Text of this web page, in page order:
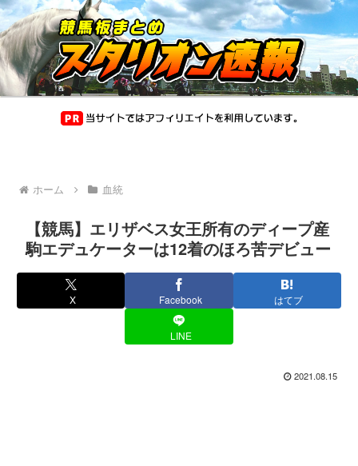
ホーム 血統
【競馬】エリザベス女王所有のディープ産
駒エデュケーターは12着のほろ苦デビュー
X Facebook はてブ
LINE
2021.08.15